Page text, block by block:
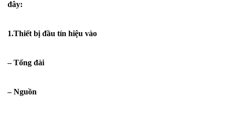
đây:
1.Thiết bị đầu tín hiệu vào
– Tổng đài
– Nguồn